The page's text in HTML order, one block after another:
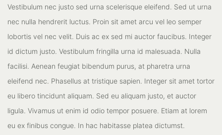
Vestibulum nec justo sed urna scelerisque eleifend. Sed ut urna
nec nulla hendrerit luctus. Proin sit amet arcu vel leo semper
lobortis vel nec velit. Duis ac ex sed mi auctor faucibus. Integer
id dictum justo. Vestibulum fringilla urna id malesuada. Nulla
facilisi. Aenean feugiat bibendum purus, at pharetra urna
eleifend nec. Phasellus at tristique sapien. Integer sit amet tortor
eu libero tincidunt aliquam. Sed eu aliquam justo, et auctor
ligula. Vivamus ut enim id odio tempor posuere. Etiam at lorem
eu ex finibus congue. In hac habitasse platea dictumst.